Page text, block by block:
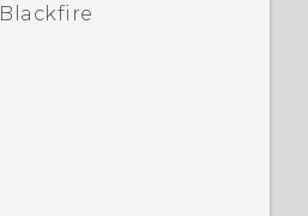
Blackfire